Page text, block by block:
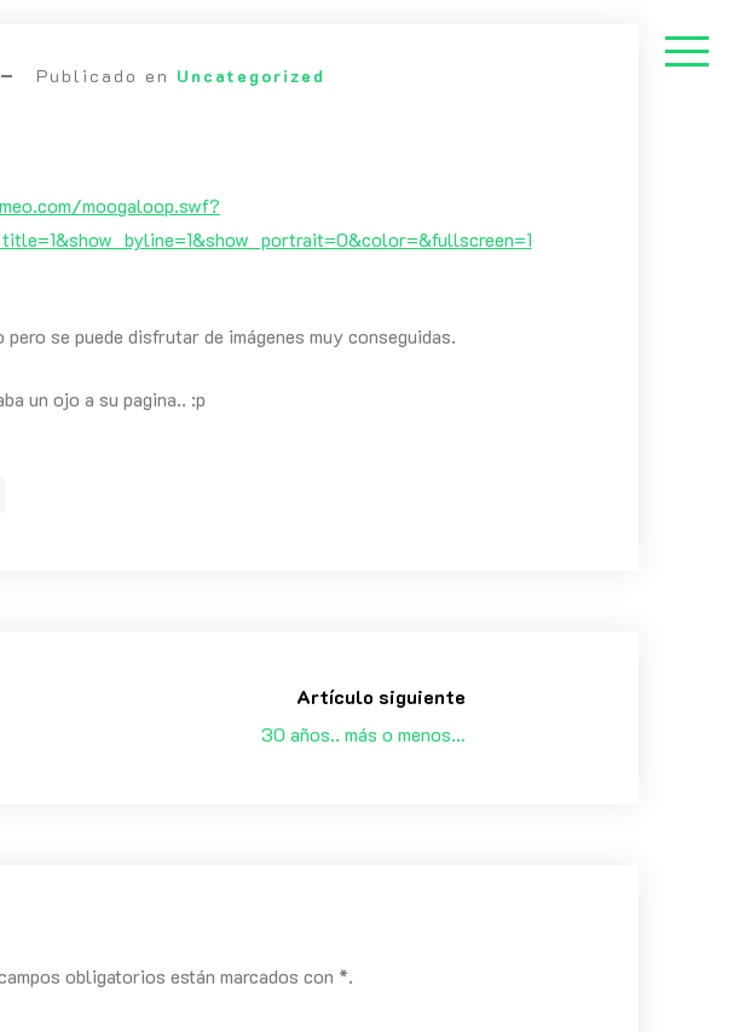
Publicado en Uncategorized
moogaloop.swf?
se puede disfrutar de imágenes muy conseguidas.
un ojo a su pagina.. :p
Artículo siguiente
30 años.. más o menos…
obligatorios están marcados con *.